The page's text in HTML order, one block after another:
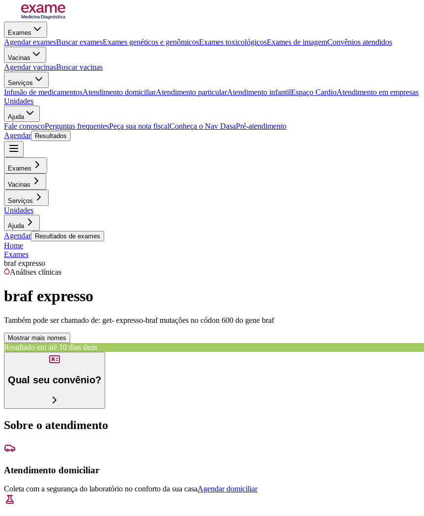
Exames
Agendar examesBuscar examesExames genéticos e genômicosExames toxicológicosExames de imagemConvênios atendidos
Vacinas
Agendar vacinasBuscar vacinas
Serviços
Infusão de medicamentosAtendimento domiciliarAtendimento particularAtendimento infantilEspaço CardioAtendimento em empresas
Unidades
Ajuda
Fale conoscoPerguntas frequentesPeça sua nota fiscalConheça o Nav DasaPré-atendimento
Agendar
Resultados
Exames
Vacinas
Serviços
Unidades
Ajuda
Agendar Resultados de exames
Home
Exames
braf expresso
Análises clínicas
braf expresso
Também pode ser chamado de: get- expresso-braf mutações no códon 600 do gene braf
Mostrar mais nomes
Resultado em até 10 dias úteis
Qual seu convênio?
Sobre o atendimento
Atendimento domiciliar
Coleta com a segurança do laboratório no conforto da sua casaAgendar domiciliar